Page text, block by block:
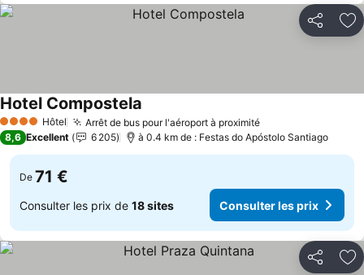
Partager
4 Étoiles Hôtel Arrêt de bus pour l'aéroport à proximitéConsulter les
Hotel Compostela
8,6 Excellent 6 205 à 0.4 km de : Festas do Apóstolo Santiago
De 71 €
Consulter les prix de 18 sites Consulter les prix
Partager